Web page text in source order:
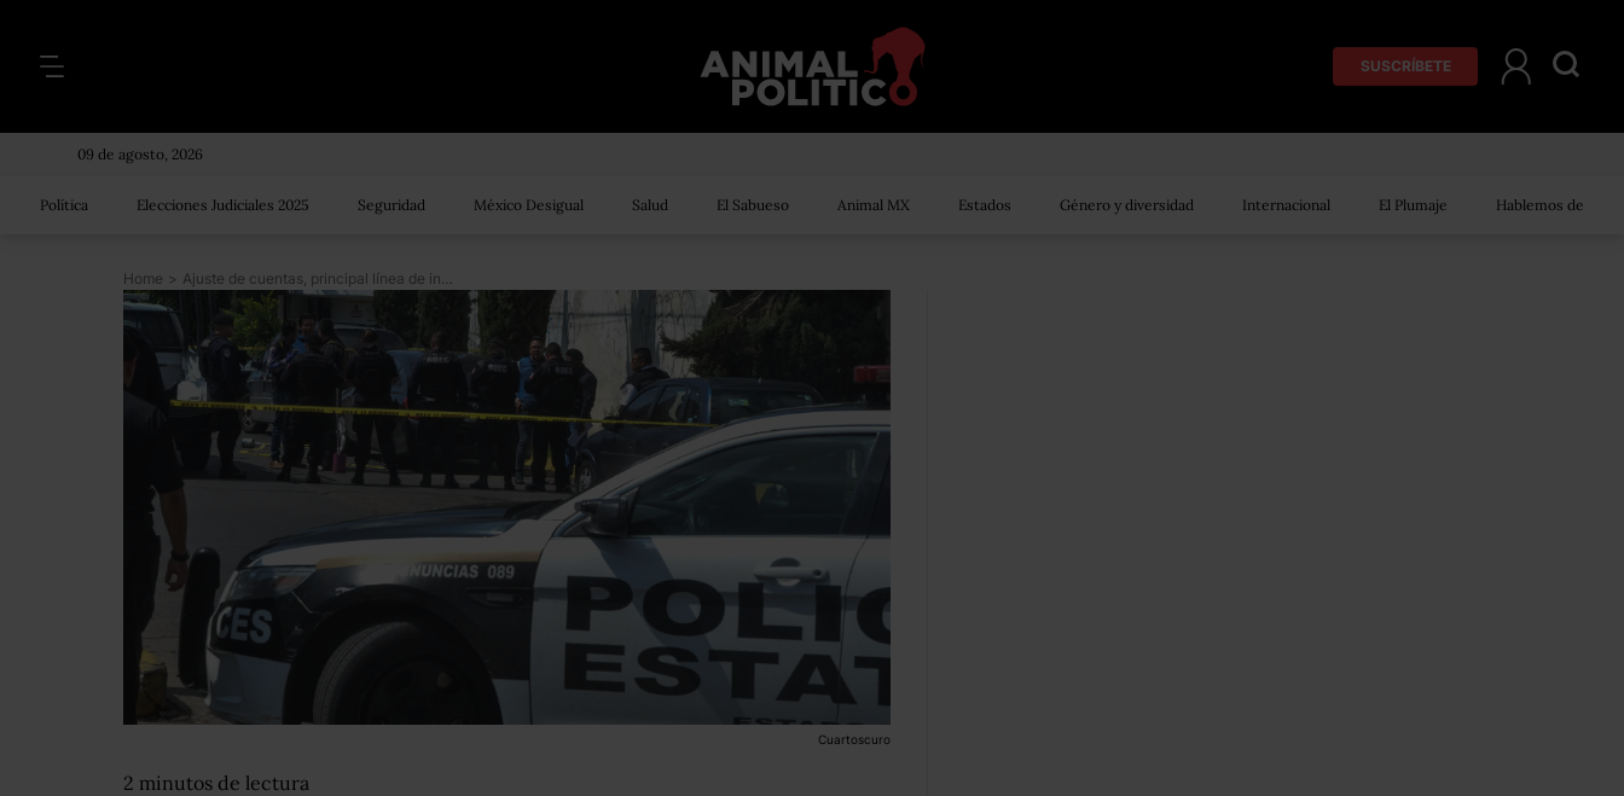
SUSCRÍBETE
09 de agosto, 2026
Política Elecciones Judiciales 2025 Seguridad México Desigual Salud El Sabueso Animal MX Estados Género y diversidad Internacional El Plumaje Hablemos de
Home > Ajuste de cuentas, principal línea de investigación sobre cuerpos hallados en Nezahualcóyotl
Cuartoscuro
2 minutos de lectura